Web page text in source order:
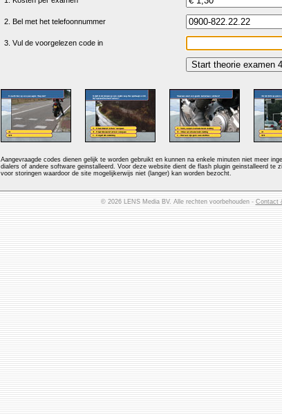
2. Bel met het telefoonnummer
3. Vul de voorgelezen code in
Aangevraagde codes dienen gelijk te worden gebruikt en kunnen na enkele minuten niet meer
dialers of andere software geinstalleerd. Voor deze website dient de flash plugin geinstalleerd te
voor storingen waardoor de site mogelijkerwijs niet (langer) kan worden bezocht.
© 2026 LENS Media BV. Alle rechten voorbehouden - Contact